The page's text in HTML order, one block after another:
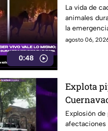
0:48
medio de
La vida de
animales
la
encontraron
agosto 06,
Explota
Explosión de
afectaciones